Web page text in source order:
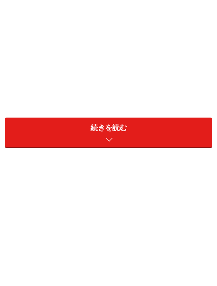
「自動積立定額貯金」の仕組みと特徴
ゆうちょ銀行では、一般的な銀行とは少し違う名称を金
続きを読む